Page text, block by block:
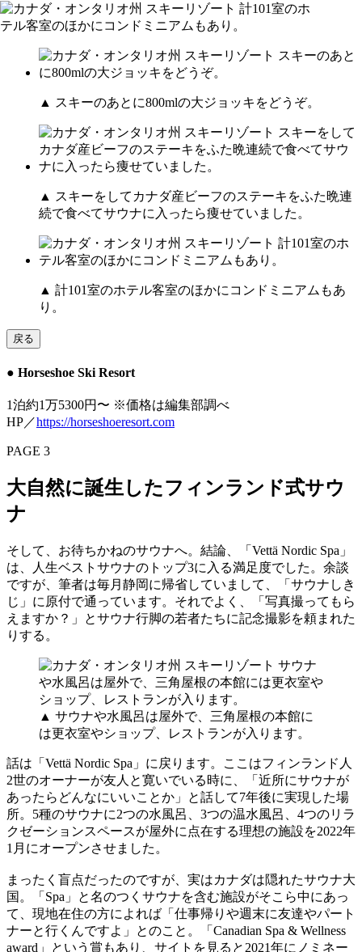
▲ スキーのあとに800mlの大ジョッキをどうぞ。
▲ スキーをしてカナダ産ビーフのステーキをふた晩連
続で食べてサウナに入ったら痩せていました。
▲ 計101室のホテル客室のほかにコンドミニアムもあ
り。
戻る
● Horseshoe Ski Resort
1泊約1万5300円〜 ※価格は編集部調べ
HP／https://horseshoeresort.com
PAGE 3
大自然に誕生したフィンランド式サウ
ナ
そして、お待ちかねのサウナへ。結論、「Vettä Nordic Spa」
は、人生ベストサウナのトップ3に入る満足度でした。余談
ですが、筆者は毎月静岡に帰省していまして、「サウナしき
じ」に原付で通っています。それでよく、「写真撮ってもら
えますか？」とサウナ行脚の若者たちに記念撮影を頼まれた
りする。
▲ サウナや水風呂は屋外で、三角屋根の本館に
は更衣室やショップ、レストランが入ります。
話は「Vettä Nordic Spa」に戻ります。ここはフィンランド人
2世のオーナーが友人と寛いでいる時に、「近所にサウナが
あったらどんなにいいことか」と話して7年後に実現した場
所。5種のサウナに2つの水風呂、3つの温水風呂、4つのリラ
クゼーションスペースが屋外に点在する理想の施設を2022年
1月にオープンさせました。
まったく盲点だったのですが、実はカナダは隠れたサウナ大
国。「Spa」と名のつくサウナを含む施設がそこら中にあっ
て、現地在住の方によれば「仕事帰りや週末に友達やパート
ナーと行くんですよ」とのこと。「Canadian Spa & Wellness
award」という賞もあり、サイトを見ると2021年にノミネー